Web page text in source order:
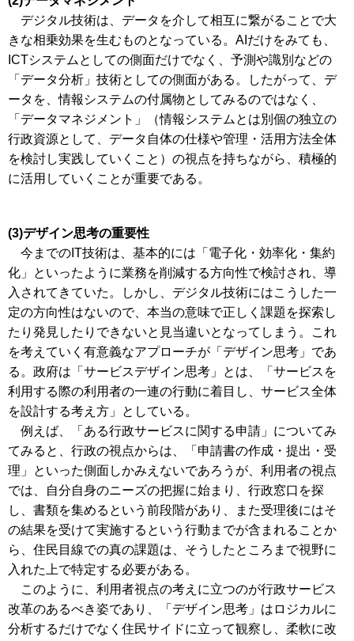
デジタル技術は、データを介して相互に繋がることで大
きな相乗効果を生むものとなっている。AIだけをみても、
ICTシステムとしての側面だけでなく、予測や識別などの
「データ分析」技術としての側面がある。したがって、デ
ータを、情報システムの付属物としてみるのではなく、
「データマネジメント」（情報システムとは別個の独立の
行政資源として、データ自体の仕様や管理・活用方法全体
を検討し実践していくこと）の視点を持ちながら、積極的
に活用していくことが重要である。
(3)デザイン思考の重要性
今までのIT技術は、基本的には「電子化・効率化・集約
化」といったように業務を削減する方向性で検討され、導
入されてきていた。しかし、デジタル技術にはこうした一
定の方向性はないので、本当の意味で正しく課題を探索し
たり発見したりできないと見当違いとなってしまう。これ
を考えていく有意義なアプローチが「デザイン思考」であ
る。政府は「サービスデザイン思考」とは、「サービスを
利用する際の利用者の一連の行動に着目し、サービス全体
を設計する考え方」としている。
例えば、「ある行政サービスに関する申請」についてみ
てみると、行政の視点からは、「申請書の作成・提出・受
理」といった側面しかみえないであろうが、利用者の視点
では、自分自身のニーズの把握に始まり、行政窓口を探
し、書類を集めるという前段階があり、また受理後にはそ
の結果を受けて実施するという行動までが含まれることか
ら、住民目線での真の課題は、そうしたところまで視野に
入れた上で特定する必要がある。
このように、利用者視点の考えに立つのが行政サービス
改革のあるべき姿であり、「デザイン思考」はロジカルに
分析するだけでなく住民サイドに立って観察し、柔軟に改